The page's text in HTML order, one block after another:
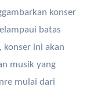
konser
batas
konser ini akan
musik yang
mulai dari